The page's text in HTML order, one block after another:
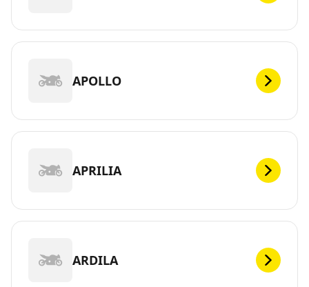
APOLLO
APRILIA
ARDILA